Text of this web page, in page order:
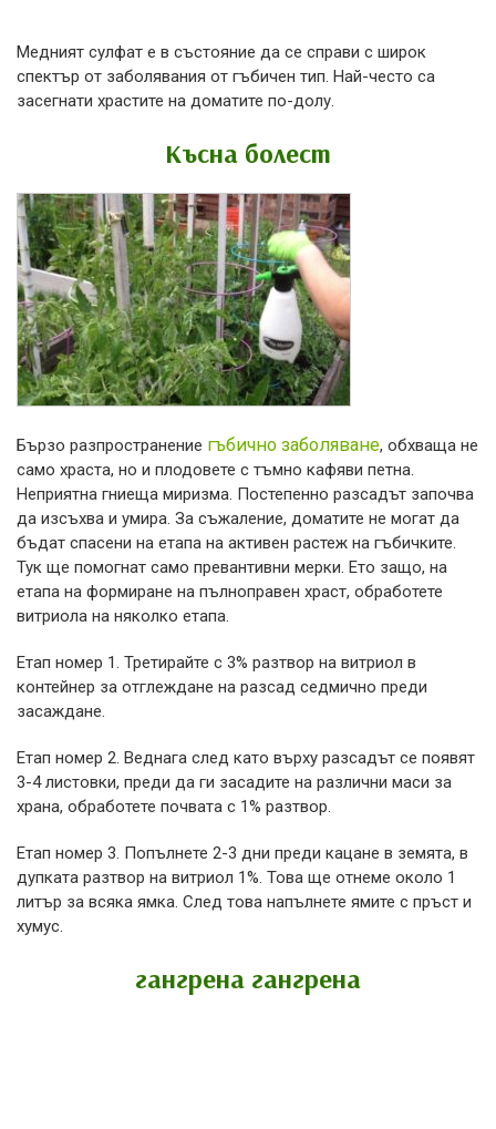
Медният сулфат е в състояние да се справи с широк
спектър от заболявания от гъбичен тип. Най-често са
засегнати храстите на доматите по-долу.
Късна болест
Бързо разпространение гъбично заболяване, обхваща не
само храста, но и плодовете с тъмно кафяви петна.
Неприятна гниеща миризма. Постепенно разсадът започва
да изсъхва и умира. За съжаление, доматите не могат да
бъдат спасени на етапа на активен растеж на гъбичките.
Тук ще помогнат само превантивни мерки. Ето защо, на
етапа на формиране на пълноправен храст, обработете
витриола на няколко етапа.
Етап номер 1. Третирайте с 3% разтвор на витриол в
контейнер за отглеждане на разсад седмично преди
засаждане.
Етап номер 2. Веднага след като върху разсадът се появят
3-4 листовки, преди да ги засадите на различни маси за
храна, обработете почвата с 1% разтвор.
Етап номер 3. Попълнете 2-3 дни преди кацане в земята, в
дупката разтвор на витриол 1%. Това ще отнеме около 1
литър за всяка ямка. След това напълнете ямите с пръст и
хумус.
гангрена гангрена